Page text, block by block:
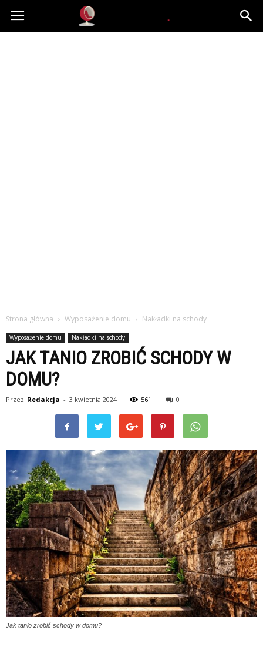
Dekoteria.pl
Strona główna Wyposażenie domu Nakładki na schody
Wyposażenie domu Nakładki na schody
JAK TANIO ZROBIĆ SCHODY W
DOMU?
Przez Redakcja - 3 kwietnia 2024 561 0
Jak tanio zrobić schody w domu?